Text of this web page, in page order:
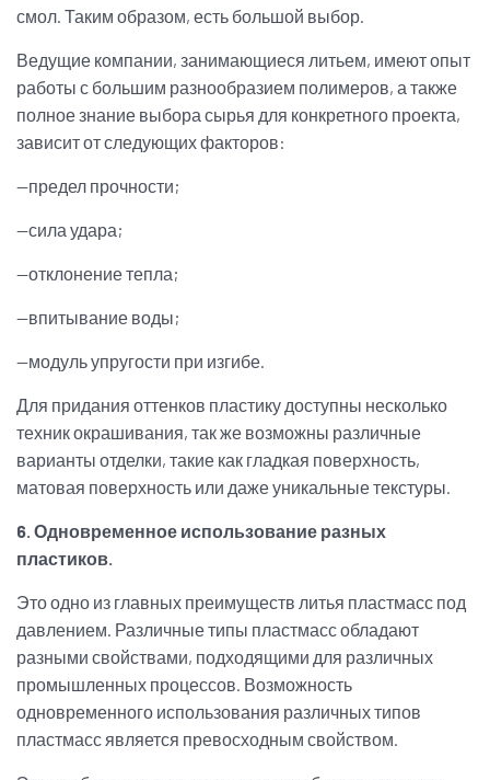
смол. Таким образом, есть большой выбор.
Ведущие компании, занимающиеся литьем, имеют опыт
работы с большим разнообразием полимеров, а также
полное знание выбора сырья для конкретного проекта,
зависит от следующих факторов:
—предел прочности;
—сила удара;
—отклонение тепла;
—впитывание воды;
—модуль упругости при изгибе.
Для придания оттенков пластику доступны несколько
техник окрашивания, так же возможны различные
варианты отделки, такие как гладкая поверхность,
матовая поверхность или даже уникальные текстуры.
6. Одновременное использование разных
пластиков.
Это одно из главных преимуществ литья пластмасс под
давлением. Различные типы пластмасс обладают
разными свойствами, подходящими для различных
промышленных процессов. Возможность
одновременного использования различных типов
пластмасс является превосходным свойством.